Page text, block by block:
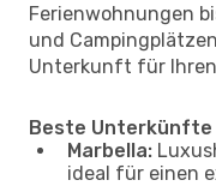
Ferienwohnungen
und
Unterkunft für
Beste Unterkünfte
Marbella:
ideal für einen